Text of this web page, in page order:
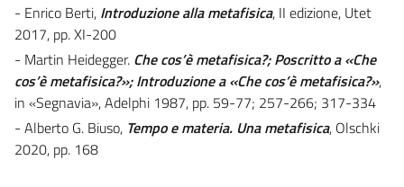
- Enrico Berti, Introduzione alla metafisica, II edizione, Utet
2017, pp. XI-200
- Martin Heidegger. Che cos’è metafisica?; Poscritto a «Che
cos’è metafisica?»; Introduzione a «Che cos’è metafisica?»,
in «Segnavia», Adelphi 1987, pp. 59-77; 257-266; 317-334
- Alberto G. Biuso, Tempo e materia. Una metafisica, Olschki
2020, pp. 168